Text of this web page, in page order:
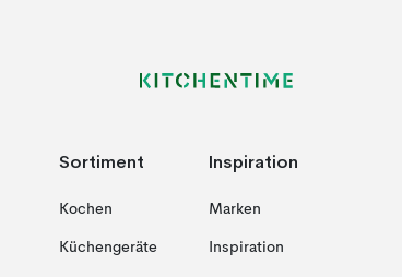
Sortiment
Kochen
Küchengeräte
Inspiration
Marken
Inspiration